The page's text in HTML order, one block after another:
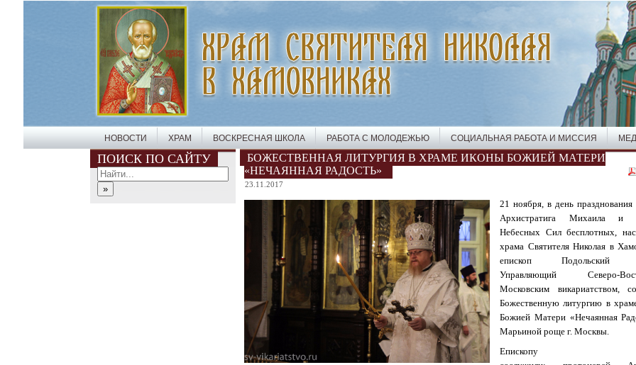
НОВОСТИ ХРАМ ВОСКРЕСНАЯ ШКОЛА РАБОТА С МОЛОДЕЖЬЮ СОЦИАЛЬНАЯ РАБОТА И МИССИЯ
ПОИСК ПО САЙТУ
БОЖЕСТВЕННАЯ ЛИТУРГИЯ В ХРАМЕ ИКОНЫ БОЖИЕЙ МАТЕРИ
«НЕЧАЯННАЯ РАДОСТЬ»
23.11.2017
21 ноября, в день
Архистратига Михаила и
Небесных Сил бесплотных,
храма Святителя Николая в
епископ Подольский
Управляющий Северо-
Московским викариатством,
Божественную литургию в
Божией Матери «Нечаянная
Марьиной роще г. Москвы.
Епископу